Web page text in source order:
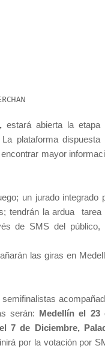
estará abierta la etapa
La plataforma dispuesta
mayor
un jurado integrado
tendrán la ardua
tarea
de SMS del público,
las giras en
serán: Medellín el 23
7 de Diciembre,
por la votación por